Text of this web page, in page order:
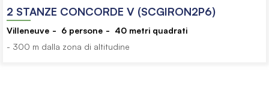
2 STANZE CONCORDE V (SCGIRON2P6)
Villeneuve 6 persone 40 metri quadrati
- 300 m dalla zona di altitudine